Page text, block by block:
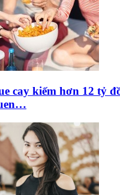
cay kiếm hơn 12 tỷ